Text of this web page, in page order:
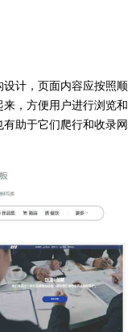
计，页面内容应按照顺
，方便用户进行浏览和
助于它们爬行和收录网